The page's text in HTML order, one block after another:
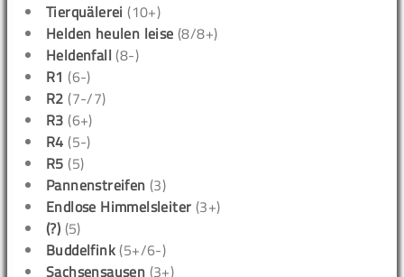
Tierquälerei (10+)
Helden heulen leise (8/8+)
Heldenfall (8-)
R1 (6-)
R2 (7-/7)
R3 (6+)
R4 (5-)
R5 (5)
Pannenstreifen (3)
Endlose Himmelsleiter (3+)
(?) (5)
Buddelfink (5+/6-)
Sachsensausen (3+)